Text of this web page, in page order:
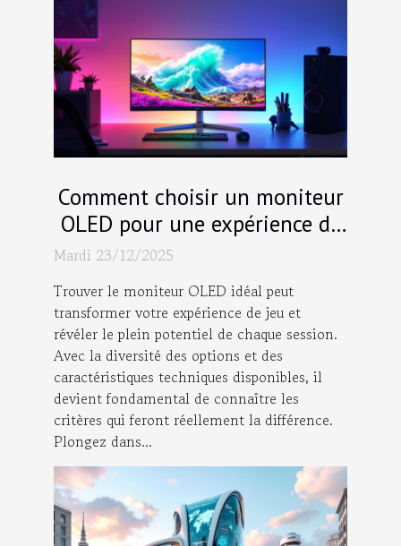
Comment choisir un moniteur
OLED pour une expérience de
jeu optimale ?
Mardi 23/12/2025
Trouver le moniteur OLED idéal peut
transformer votre expérience de jeu et
révéler le plein potentiel de chaque session.
Avec la diversité des options et des
caractéristiques techniques disponibles, il
devient fondamental de connaître les
critères qui feront réellement la différence.
Plongez dans...